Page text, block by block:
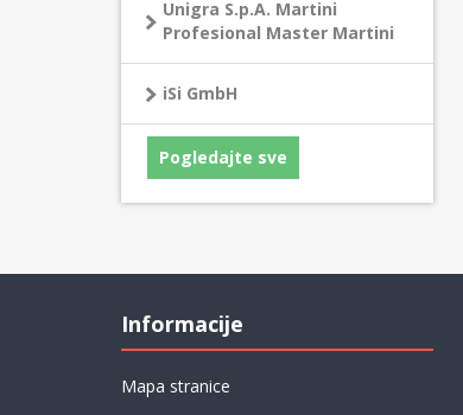
Unigra S.p.A. Martini
Profesional Master Martini
iSi GmbH
Pogledajte sve
Informacije
Mapa stranice